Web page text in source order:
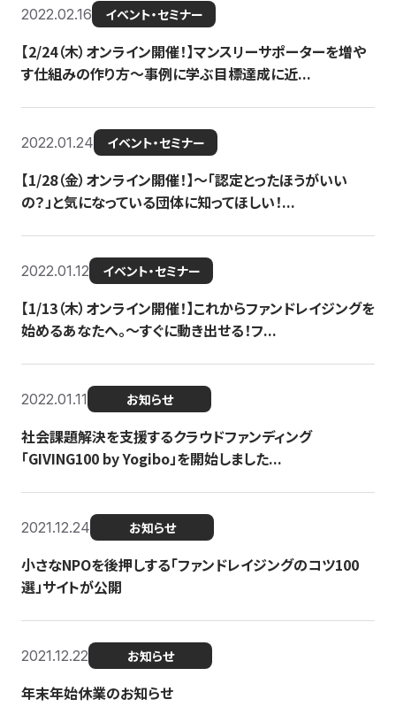
2022.02.16 イベント・セミナー
【2/24（木）オンライン開催！】マンスリーサポーターを増や
す仕組みの作り方〜事例に学ぶ目標達成に近...
2022.01.24 イベント・セミナー
【1/28（金）オンライン開催！】〜「認定とったほうがいい
の？」と気になっている団体に知ってほしい！...
2022.01.12 イベント・セミナー
【1/13（木）オンライン開催！】これからファンドレイジングを
始めるあなたへ。〜すぐに動き出せる！フ...
2022.01.11 お知らせ
社会課題解決を支援するクラウドファンディング
「GIVING100 by Yogibo」を開始しました...
2021.12.24 お知らせ
小さなNPOを後押しする「ファンドレイジングのコツ100
選」サイトが公開
2021.12.22 お知らせ
年末年始休業のお知らせ